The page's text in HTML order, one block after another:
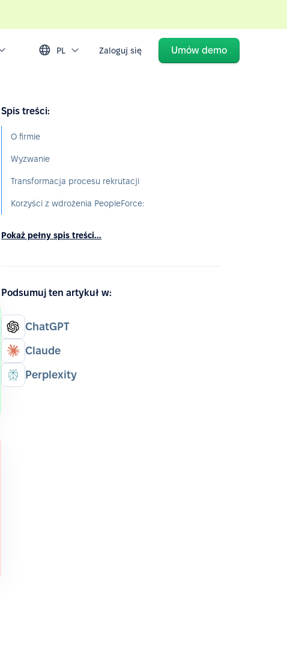
PL Zaloguj się Umów demo
Spis treści:
O firmie
Wyzwanie
Transformacja procesu rekrutacji
Korzyści z wdrożenia PeopleForce:
Pokaż pełny spis treści...
Podsumuj ten artykuł w:
ChatGPT
Claude
Perplexity